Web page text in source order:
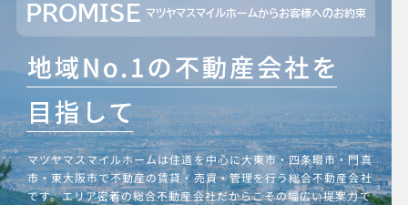
PROMISE マツヤマスマイルホームからお客様へのお約束
マツヤマスマイルホームは住道を中心に大東市・四条畷市・門真
市・東大阪市で不動産の賃貸・売買・管理を行う総合不動産会社
です。エリア密着の総合不動産会社だからこその幅広い提案力で